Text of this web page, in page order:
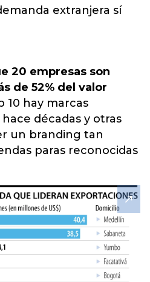
extranjera sí
20 empresas son
de 52% del valor
10 hay marcas
décadas y otras
un branding tan
paras reconocidas